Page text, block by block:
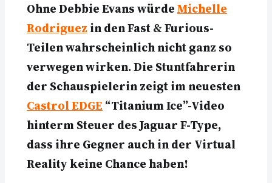
Ohne Debbie Evans würdeMichelle
Rodriguezin den Fast & Furious-
Teilen wahrscheinlich nicht ganz so
verwegen wirken. Die Stuntfahrerin
der Schauspielerin zeigt im neuesten
Castrol EDGE “Titanium Ice”-Video
hinterm Steuer des Jaguar F-Type,
dass ihre Gegner auch in der Virtual
Reality keine Chance haben!